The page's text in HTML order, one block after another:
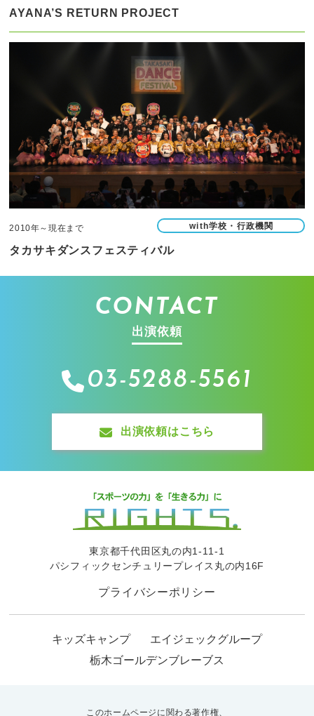
AYANA’S RETURN PROJECT
2010年～現在まで with学校・行政機関
タカサキダンスフェスティバル
CONTACT
出演依頼
03-5288-5561
出演依頼はこちら
東京都千代田区丸の内1-11-1
パシフィックセンチュリープレイス丸の内16F
プライバシーポリシー
キッズキャンプ
エイジェックグループ
栃木ゴールデンブレーブス
このホームページに関わる著作権、